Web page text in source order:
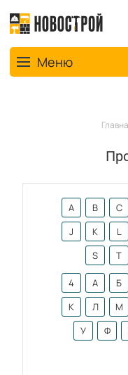
Toggle navigation
Меню
A B C
J
K L
S
T
4 А Б
К
Л М
У
Ф